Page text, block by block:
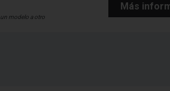
modelo a otro
Más